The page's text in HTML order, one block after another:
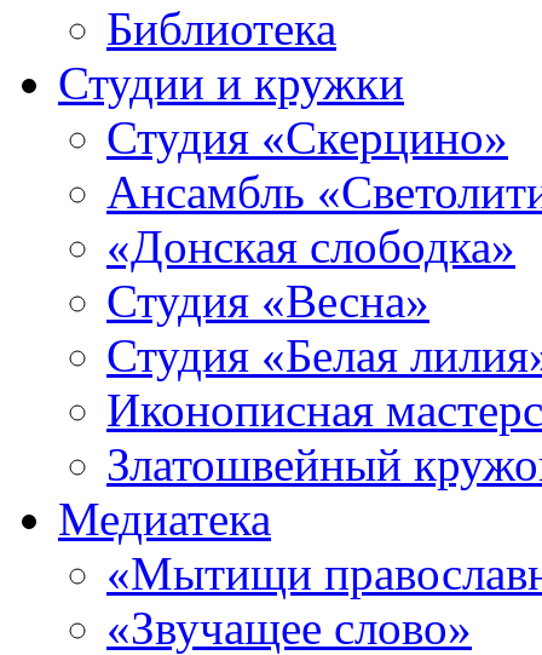
Библиотека
Студии и кружки
Студия «Скерцино»
Ансамбль
«Донская слободка»
Студия «Весна»
Студия «Белая
Иконописная
Златошвейный
Медиатека
«Мытищи
«Звучащее слово»